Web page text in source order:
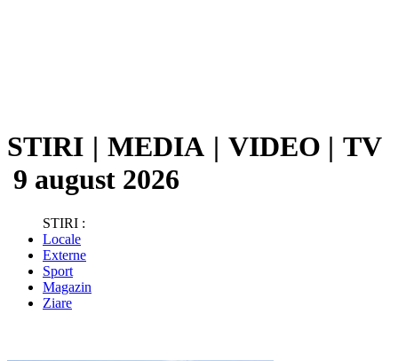
STIRI | MEDIA | VIDEO | TV
9 august 2026
STIRI :
Locale
Externe
Sport
Magazin
Ziare